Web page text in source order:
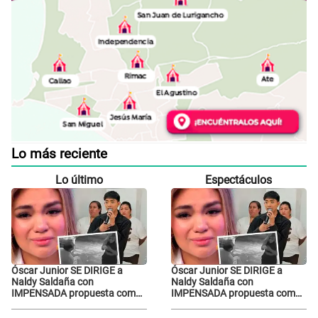
Lo más reciente
Lo último
Óscar Junior SE DIRIGE a
Naldy Saldaña con
IMPENSADA propuesta como
Espectáculos
Óscar Junior SE DIRIGE a
Naldy Saldaña con
IMPENSADA propuesta como